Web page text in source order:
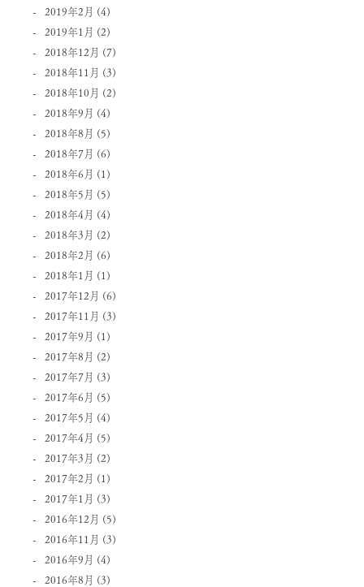
2019年2月 (4)
2019年1月 (2)
2018年12月 (7)
2018年11月 (3)
2018年10月 (2)
2018年9月 (4)
2018年8月 (5)
2018年7月 (6)
2018年6月 (1)
2018年5月 (5)
2018年4月 (4)
2018年3月 (2)
2018年2月 (6)
2018年1月 (1)
2017年12月 (6)
2017年11月 (3)
2017年9月 (1)
2017年8月 (2)
2017年7月 (3)
2017年6月 (5)
2017年5月 (4)
2017年4月 (5)
2017年3月 (2)
2017年2月 (1)
2017年1月 (3)
2016年12月 (5)
2016年11月 (3)
2016年9月 (4)
2016年8月 (3)